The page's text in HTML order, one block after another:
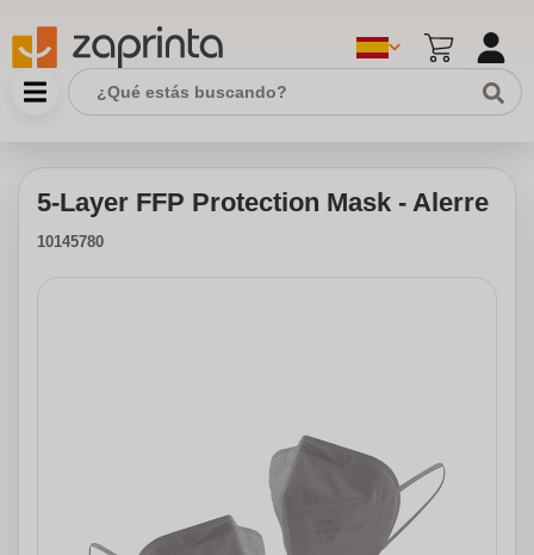
5-Layer FFP Protection Mask - Alerre
10145780